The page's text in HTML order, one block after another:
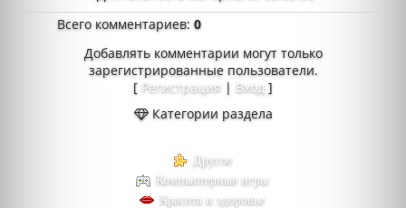
Всего комментариев:0
Добавлять комментарии могут только
зарегистрированные пользователи.
[ Регистрация | Вход ]
Категории раздела
Другое
Компьютерные игры
Красота и здоровье